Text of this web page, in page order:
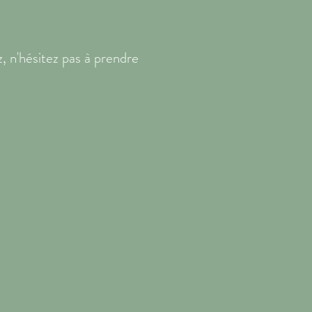
n'hésitez pas à prendre